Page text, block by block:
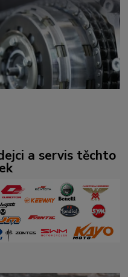
a servis těchto